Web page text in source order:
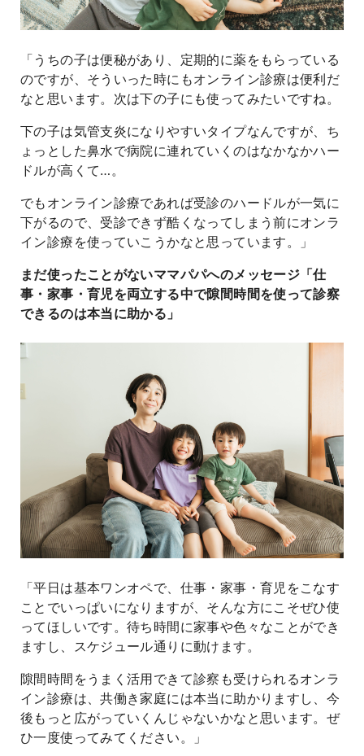
「うちの子は便秘があり、定期的に薬をもらっている
のですが、そういった時にもオンライン診療は便利だ
なと思います。次は下の子にも使ってみたいですね。
下の子は気管支炎になりやすいタイプなんですが、ち
ょっとした鼻水で病院に連れていくのはなかなかハー
ドルが高くて…。
でもオンライン診療であれば受診のハードルが一気に
下がるので、受診できず酷くなってしまう前にオンラ
イン診療を使っていこうかなと思っています。」
まだ使ったことがないママパパへのメッセージ「仕
事・家事・育児を両立する中で隙間時間を使って診察
できるのは本当に助かる」
「平日は基本ワンオペで、仕事・家事・育児をこなす
ことでいっぱいになりますが、そんな方にこそぜひ使
ってほしいです。待ち時間に家事や色々なことができ
ますし、スケジュール通りに動けます。
隙間時間をうまく活用できて診察も受けられるオンラ
イン診療は、共働き家庭には本当に助かりますし、今
後もっと広がっていくんじゃないかなと思います。ぜ
ひ一度使ってみてください。」